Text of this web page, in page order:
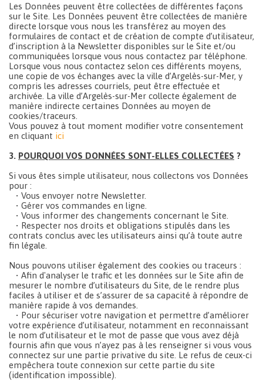
Les Données peuvent être collectées de différentes façons
sur le Site. Les Données peuvent être collectées de manière
directe lorsque vous nous les transférez au moyen des
formulaires de contact et de création de compte d’utilisateur,
d’inscription à la Newsletter disponibles sur le Site et/ou
communiquées lorsque vous nous contactez par téléphone.
Lorsque vous nous contactez selon ces différents moyens,
une copie de vos échanges avec la ville d’Argelès-sur-Mer, y
compris les adresses courriels, peut être effectuée et
archivée. La ville d’Argelès-sur-Mer collecte également de
manière indirecte certaines Données au moyen de
cookies/traceurs.
Vous pouvez à tout moment modifier votre consentement
en cliquant ici
3. POURQUOI VOS DONNÉES SONT-ELLES COLLECTÉES ?
Si vous êtes simple utilisateur, nous collectons vos Données
pour :
• Vous envoyer notre Newsletter.
• Gérer vos commandes en ligne.
• Vous informer des changements concernant le Site.
• Respecter nos droits et obligations stipulés dans les
contrats conclus avec les utilisateurs ainsi qu’à toute autre
fin légale.
Nous pouvons utiliser également des cookies ou traceurs :
• Afin d'analyser le trafic et les données sur le Site afin de
mesurer le nombre d’utilisateurs du Site, de le rendre plus
faciles à utiliser et de s’assurer de sa capacité à répondre de
manière rapide à vos demandes.
• Pour sécuriser votre navigation et permettre d’améliorer
votre expérience d’utilisateur, notamment en reconnaissant
le nom d’utilisateur et le mot de passe que vous avez déjà
fournis afin que vous n’ayez pas à les renseigner si vous vous
connectez sur une partie privative du site. Le refus de ceux-ci
empêchera toute connexion sur cette partie du site
(identification impossible).